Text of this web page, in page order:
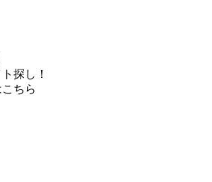
探し！
ちら